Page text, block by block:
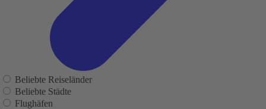
Beliebte Reiseländer
Beliebte Städte
Flughäfen